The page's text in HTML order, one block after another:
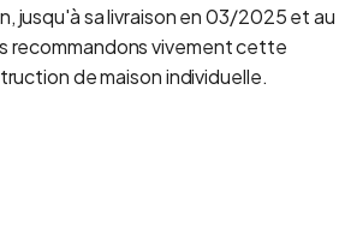
jusqu'à sa livraison en 03/2025 et au
recommandons vivement cette
de maison individuelle.